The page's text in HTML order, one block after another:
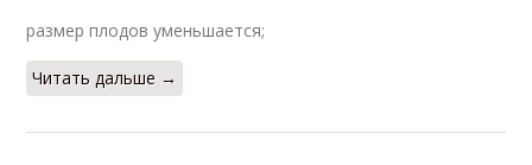
размер плодов уменьшается;
Читать дальше →